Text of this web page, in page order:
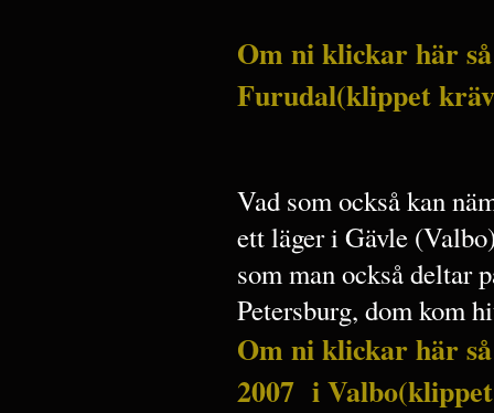
Om ni klickar här
Furudal(klippet
Vad som också kan
ett läger i Gävle
som man också deltar
Petersburg, dom kom
Om ni klickar här
2007 i